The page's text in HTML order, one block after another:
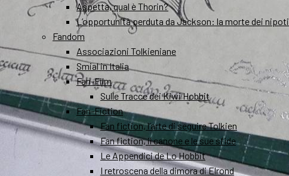
Aspetta, qual è Thorin?
L’opportunità perduta da Jackson: la morte dei nipoti
Fandom
Associazioni Tolkieniane
Smial in Italia
Fan-Film
Sulle Tracce dei Kiwi Hobbit
Fan-Fiction
Fan fiction, l’arte di seguire Tolkien
Fan fiction, il canone e le sue sfide
Le Appendici de Lo Hobbit
I retroscena della dimora di Elrond